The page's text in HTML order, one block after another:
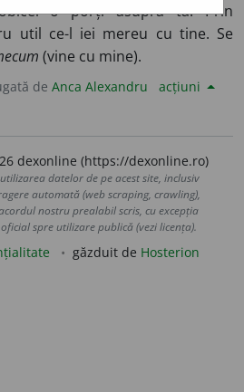
o porți asupra ta. Prin
util ce-l iei mereu cu tine. Se
(vine cu mine).
de Anca Alexandru acțiuni
dexonline (https://dexonline.ro)
datelor de pe acest site, inclusiv
automată (web scraping, crawling),
nostru prealabil scris, cu excepția
spre utilizare publică (vezi licența).
găzduit de Hosterion